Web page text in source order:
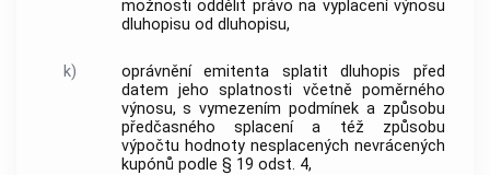
možnosti oddělit právo na vyplacení výnosu
dluhopisu od dluhopisu,
k)
oprávnění emitenta splatit dluhopis před
datem jeho splatnosti včetně poměrného
výnosu, s vymezením podmínek a způsobu
předčasného splacení a též způsobu
výpočtu hodnoty nesplacených nevrácených
kupónů podle § 19 odst. 4,